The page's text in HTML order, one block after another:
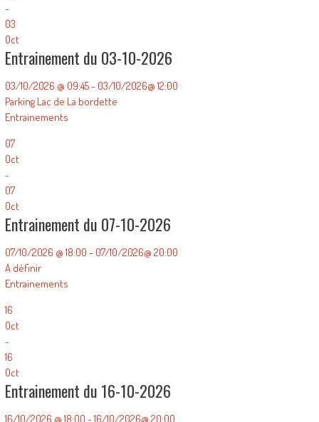
-
03
Oct
Entrainement du 03-10-2026
03/10/2026 @ 09:45 - 03/10/2026@ 12:00
Parking Lac de La bordette
Entrainements
07
Oct
-
07
Oct
Entrainement du 07-10-2026
07/10/2026 @ 18:00 - 07/10/2026@ 20:00
A définir
Entrainements
16
Oct
-
16
Oct
Entrainement du 16-10-2026
16/10/2026 @ 18:00 - 16/10/2026@ 20:00